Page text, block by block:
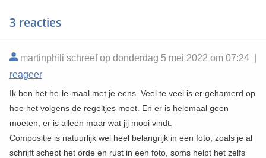
3 reacties
martinphili schreef op donderdag 5 mei 2022 om 07:24 |
reageer
Ik ben het he-le-maal met je eens. Veel te veel is er gehamerd op
hoe het volgens de regeltjes moet. En er is helemaal geen
moeten, er is alleen maar wat jij mooi vindt.
Compositie is natuurlijk wel heel belangrijk in een foto, zoals je al
schrijft schept het orde en rust in een foto, soms helpt het zelfs